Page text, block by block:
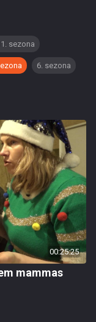
sezona
6. sezona
00:25:25
mammas